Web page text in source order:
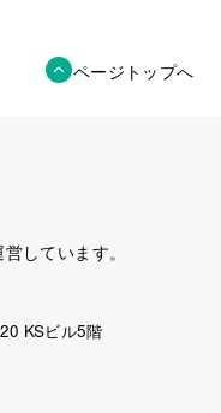
ページトップへ
しています。
KSビル5階